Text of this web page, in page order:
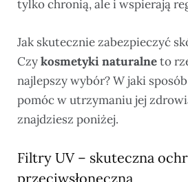
tylko chronią, ale i wspierają
Jak skutecznie zabezpieczyć
Czykosmetyki naturalneto
najlepszy wybór? W jaki sposób
pomóc w utrzymaniu jej
znajdziesz poniżej.
Filtry UV – skuteczna
przeciwsłoneczna